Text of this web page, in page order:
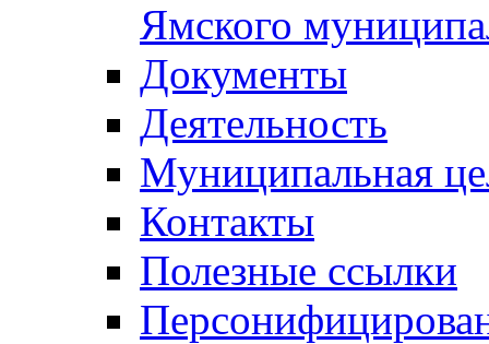
Ямского
Документы
Деятельность
Муниципальная
Контакты
Полезные ссылки